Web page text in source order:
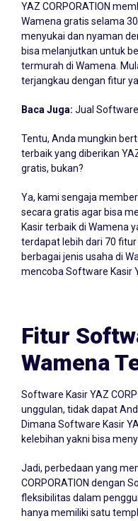
YAZ CORPORATION
Wamena gratis selama
menyukai dan nyaman
bisa melanjutkan untuk
termurah di Wamena.
terjangkau dengan fitur
Baca Juga: Jual
Tentu, Anda mungkin
terbaik yang diberikan
gratis, bukan?
Ya, kami sengaja
secara gratis agar bisa
Kasir terbaik di Wamena
terdapat lebih dari 70
berbagai jenis usaha di
mencoba Software Kasir
Fitur
Wamena
Software Kasir YAZ
unggulan, tidak dapat
Dimana Software Kasir
kelebihan yakni bisa
Jadi, perbedaan yang
CORPORATION dengan
fleksibilitas dalam
hanya memiliki satu